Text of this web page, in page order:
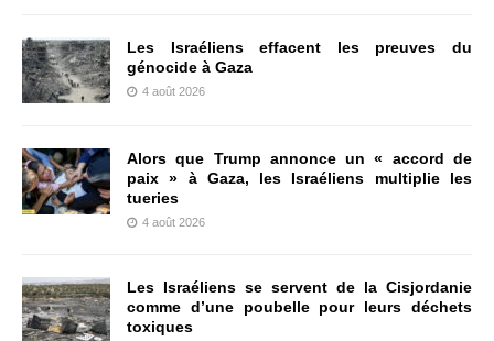
Les Israéliens effacent les preuves du
génocide à Gaza
4 août 2026
Alors que Trump annonce un « accord de
paix » à Gaza, les Israéliens multiplie les
tueries
4 août 2026
Les Israéliens se servent de la Cisjordanie
comme d’une poubelle pour leurs déchets
toxiques